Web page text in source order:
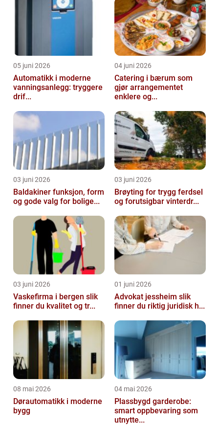
05 juni 2026
Automatikk i moderne
vanningsanlegg: tryggere
drif...
04 juni 2026
Catering i bærum som
gjør arrangementet
enklere og...
03 juni 2026
Baldakiner funksjon, form
og gode valg for bolige...
03 juni 2026
Brøyting for trygg ferdsel
og forutsigbar vinterdr...
03 juni 2026
Vaskefirma i bergen slik
finner du kvalitet og tr...
01 juni 2026
Advokat jessheim slik
finner du riktig juridisk h...
08 mai 2026
Dørautomatikk i moderne
bygg
04 mai 2026
Plassbygd garderobe:
smart oppbevaring som
utnytte...